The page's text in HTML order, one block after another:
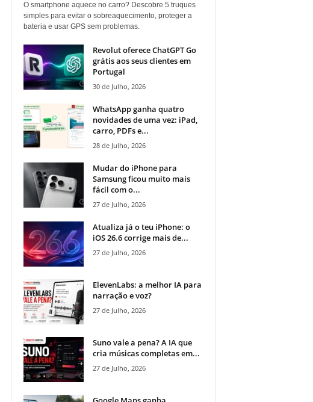
O smartphone aquece no carro? Descobre 5 truques
simples para evitar o sobreaquecimento, proteger a
bateria e usar GPS sem problemas.
Revolut oferece ChatGPT Go
grátis aos seus clientes em
Portugal
30 de Julho, 2026
WhatsApp ganha quatro
novidades de uma vez: iPad,
carro, PDFs e...
28 de Julho, 2026
Mudar do iPhone para
Samsung ficou muito mais
fácil com o...
27 de Julho, 2026
Atualiza já o teu iPhone: o
iOS 26.6 corrige mais de...
27 de Julho, 2026
ElevenLabs: a melhor IA para
narração e voz?
27 de Julho, 2026
Suno vale a pena? A IA que
cria músicas completas em...
27 de Julho, 2026